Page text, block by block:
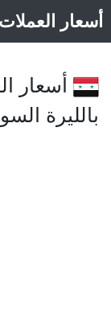
أسعار العملات
أسعار
بالليرة